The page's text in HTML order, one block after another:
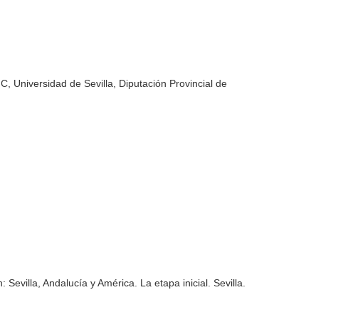
Universidad de Sevilla, Diputación Provincial de
Sevilla, Andalucía y América. La etapa inicial . Sevilla.